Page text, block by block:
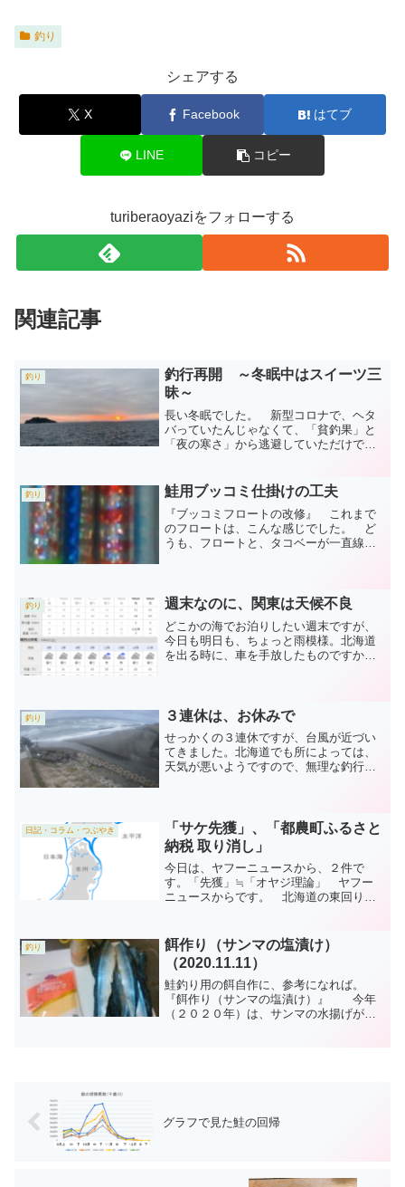
釣り
シェアする
X Facebook はてブ
LINE コピー
turiberaoyaziをフォローする
関連記事
釣り
釣行再開 ～冬眠中はスイーツ三
昧～
長い冬眠でした。 新型コロナで、ヘタ
バっていたんじゃなくて、「貧釣果」と
「夜の寒さ」から逃避していただけで
た。 今年の初釣りは、決して自慢でき
る釣果ではなかったけど、やっぱ...
釣り 鮭用ブッコミ仕掛けの工夫
『ブッコミフロートの改修』 これまで
のフロートは、こんな感じでした。 ど
うも、フロートと、タコベーが一直線に
す。 昨年、流れ着いたフロート...
釣り 週末なのに、関東は天候不良
どこかの海でお泊りしたい週末ですが、
今日も明日も、ちょっと雨模様。北海道
を出る時に、車を手放したものですか
は、ちょっと用事があって、...
釣り ３連休は、お休みで
せっかくの３連休ですが、台風が近づい
てきました。北海道でも所によっては、
天気が悪いようですので、無理な釣行
ね。 朝の鮭の搬出作業は、確認で...
日記・コラム・つぶやき
「サケ先獲」、「都農町ふるさと
納税 取り消し」
今日は、ヤフーニュースから、２件で
す。「先獲」≒「オヤジ理論」 ヤフー
ニュースからです。 北海道の東回りが
かったようです。記事によると１０年も
前から、ロシアの「先獲」こ...
釣り
餌作り（サンマの塩漬け）
（2020.11.11）
鮭釣り用の餌自作に、参考になれば。
『餌作り（サンマの塩漬け）』 今年
（２０２０年）は、サンマの水揚げが、
グラフで見た鮭の回帰